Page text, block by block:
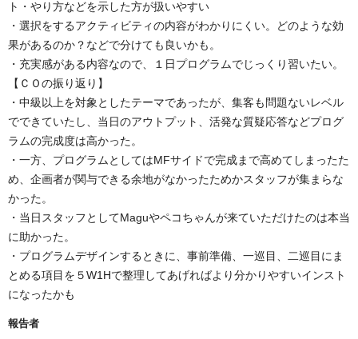
ト・やり方などを示した方が扱いやすい
・選択をするアクティビティの内容がわかりにくい。どのような効
果があるのか？などで分けても良いかも。
・充実感がある内容なので、１日プログラムでじっくり習いたい。
【ＣＯの振り返り】
・中級以上を対象としたテーマであったが、集客も問題ないレベル
でできていたし、当日のアウトプット、活発な質疑応答などプログ
ラムの完成度は高かった。
・一方、プログラムとしてはMFサイドで完成まで高めてしまったた
め、企画者が関与できる余地がなかったためかスタッフが集まらな
かった。
・当日スタッフとしてMaguやペコちゃんが来ていただけたのは本当
に助かった。
・プログラムデザインするときに、事前準備、一巡目、二巡目にま
とめる項目を５W1Hで整理してあげればより分かりやすいインスト
になったかも
報告者